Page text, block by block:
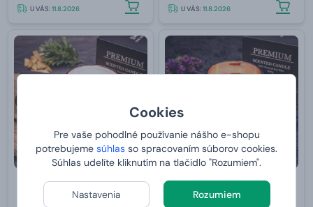
Cookies
Pre vaše pohodlné používanie nášho e-shopu
potrebujeme súhlas so spracovaním súborov cookies.
Súhlas udelíte kliknutím na tlačidlo "Rozumiem".
Nastavenia Rozumiem
U VÁS:11.8.2026 U VÁS:11.8.2026
Sviečka so zlatým viečkom -
Amber & Oud 200 g
Sviečka s rosegold viečkom -
Levanduľa & Vanilka 200 g